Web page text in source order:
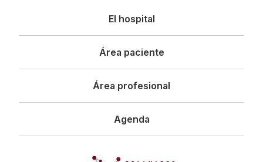
principal
El hospital
Área paciente
Área profesional
Agenda